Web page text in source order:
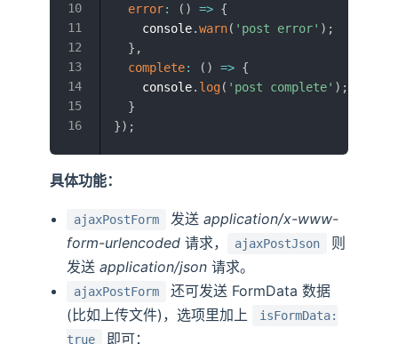
error: ( ) => {
    console
.warn( 'post error' ) ;
} ,
complete: ( ) => {
    console
. log( 'post complete' ) ;
}
}) ;
具体功能：
ajaxPostForm 发送application/x-www-
form-urlencoded 请求， ajaxPostJson
则
发送application/json 请求。
ajaxPostForm
还可发送 FormData 数据
(比如上传文件)，选项里加上
isFormData:
true
即可：